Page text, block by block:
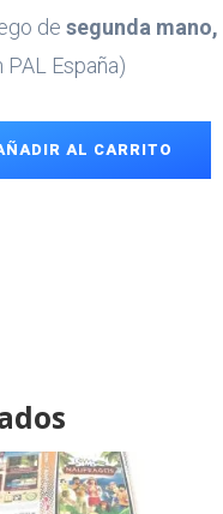
de segunda mano,
PAL España)
AL CARRITO